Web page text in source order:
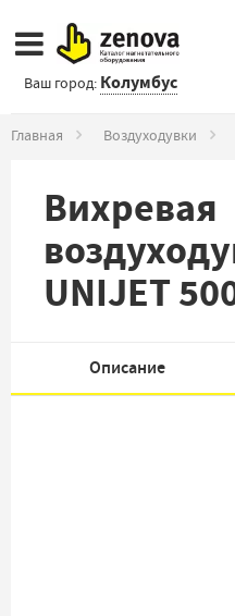
Ваш город: Колумбус
Главная Воздуходувки
Вихревая
UNIJET
Описание